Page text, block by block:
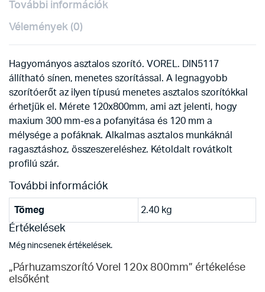
További információk
Vélemények (0)
Hagyományos asztalos szorító. VOREL. DIN5117
állítható sínen, menetes szorítással. A legnagyobb
szorítóerőt az ilyen típusú menetes asztalos szorítókkal
érhetjük el. Mérete 120x800mm, ami azt jelenti, hogy
maxium 300 mm-es a pofanyitása és 120 mm a
mélysége a pofáknak. Alkalmas asztalos munkáknál
ragasztáshoz, összeszereléshez. Kétoldalt rovátkolt
profilú szár.
További információk
Tömeg 2.40 kg
Értékelések
Még nincsenek értékelések.
„Párhuzamszorító Vorel 120x 800mm” értékelése
elsőként